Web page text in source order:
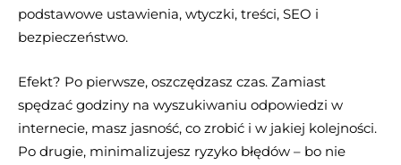
podstawowe ustawienia, wtyczki, treści, SEO i
bezpieczeństwo.
Efekt? Po pierwsze, oszczędzasz czas. Zamiast
spędzać godziny na wyszukiwaniu odpowiedzi w
internecie, masz jasność, co zrobić i w jakiej kolejności.
Po drugie, minimalizujesz ryzyko błędów – bo nie